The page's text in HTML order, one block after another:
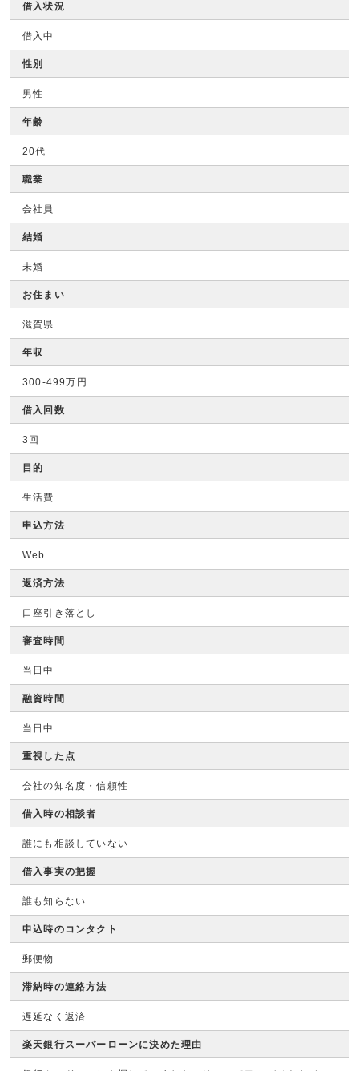
借入状況
借入中
性別
男性
年齢
20代
職業
会社員
結婚
未婚
お住まい
滋賀県
年収
300-499万円
借入回数
3回
目的
生活費
申込方法
Web
返済方法
口座引き落とし
審査時間
当日中
融資時間
当日中
重視した点
会社の知名度・信頼性
借入時の相談者
誰にも相談していない
借入事実の把握
誰も知らない
申込時のコンタクト
郵便物
滞納時の連絡方法
遅延なく返済
楽天銀行スーパーローンに決めた理由